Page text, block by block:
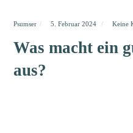
Psumser 5. Februar 2024 Keine
Was macht ein
aus?